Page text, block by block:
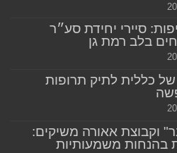
סיירי יחידת סע״ר
בלב רמת גן
כללית לתיק תרופות
וקבוצת אאורה משיקים:
בהנחות משמעותיות